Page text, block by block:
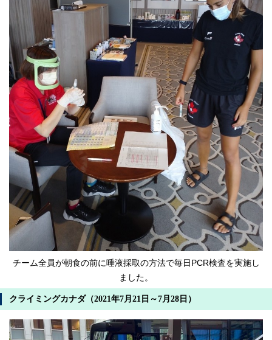
チーム全員が朝食の前に唾液採取の方法で毎日PCR検査を実施し
ました。
クライミングカナダ（2021年7月21日～7月28日）